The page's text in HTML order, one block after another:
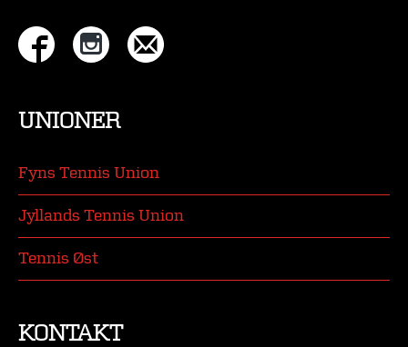
UNIONER
Fyns Tennis Union
Jyllands Tennis Union
Tennis Øst
KONTAKT